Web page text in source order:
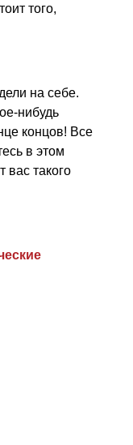
того,
на себе.
нибудь
концов! Все
в этом
вас такого